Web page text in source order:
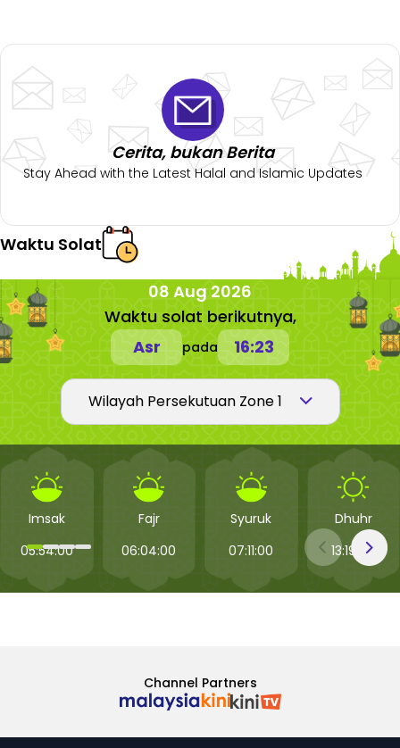
Cerita, bukan Berita
Stay Ahead with the Latest Halal and Islamic Updates
Waktu Solat
08 Aug 2026
Waktu solat berikutnya,
Asr
pada 16:23
Imsak
05:54:00
Fajr
06:04:00
Syuruk
07:11:00
Dhuhr
13:19:00
Channel Partners